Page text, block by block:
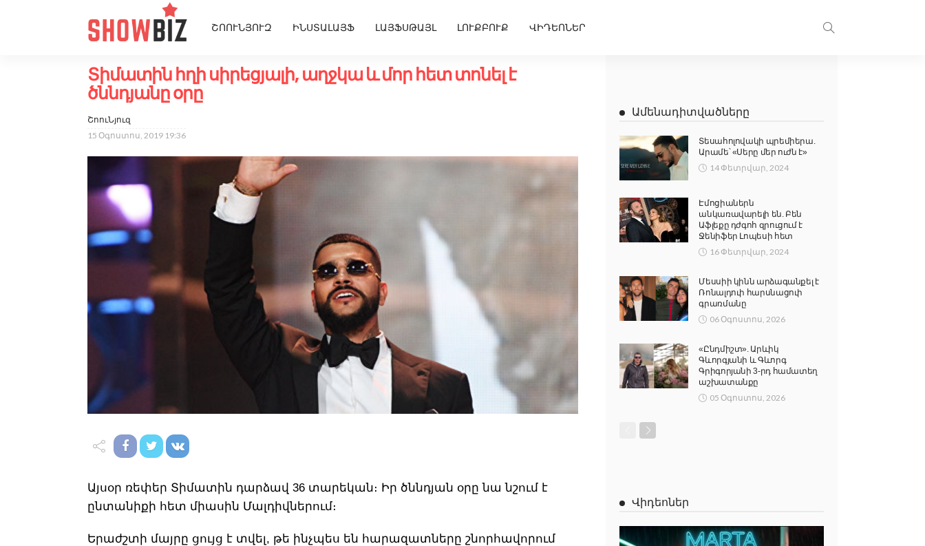
ՇՈՈՒՆՅՈՒԶ ԻՆՍՏԱԼԱՅՖ ԼԱՅՖՍԹԱՅԼ ԼՈՒՔԲՈՒՔ ՎԻԴԵՈՆԵՐ
Տիմատին հղի սիրեցյալի, աղջկա և մոր հետ տոնել է
ծննդյանը օրը
ՇոուՆյուզ
15 Օգոստոս, 2019 19:36
Այսօր ռեփեր Տիմատին դարձավ 36 տարեկան։ Իր ծննդյան օրը նա նշում է
ընտանիքի հետ միասին Մալդիվներում։
Երաժշտի մայրը ցույց է տվել, թե ինչպես են հարազատները շնորհավորում
Ամենադիտվածները
Տեսահոլովակի պրեմիերա.
Արամե՝ «Սերը մեր ուժն է»
14 Փետրվար, 2024
Էմոցիաներն
անկառավարելի են. Բեն
Աֆլեքը դժգոհ զրուցում է
Ջենիֆեր Լոպեսի հետ
16 Փետրվար, 2024
Մեսսիի կինն արձագանքել է
Ռոնալդուի հարսնացուի
գրառմանը
06 Օգոստոս, 2026
«Ընդմիշտ». Արևիկ
Գևորգյանի և Գևորգ
Գրիգորյանի 3-րդ համատեղ
աշխատանքը
05 Օգոստոս, 2026
Վիդեոներ